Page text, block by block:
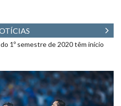
riscos na gravidez